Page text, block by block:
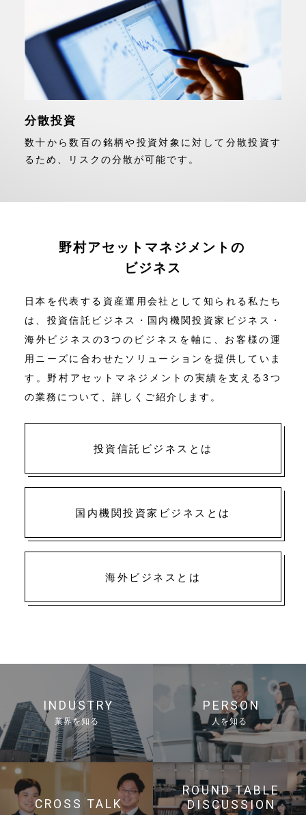
分散投資
数十から数百の銘柄や投資対象に対して分散投資す
るため、リスクの分散が可能です。
野村アセットマネジメントの
ビジネス
日本を代表する資産運用会社として知られる私たち
は、投資信託ビジネス・国内機関投資家ビジネス・
海外ビジネスの3つのビジネスを軸に、お客様の運
用ニーズに合わせたソリューションを提供していま
す。野村アセットマネジメントの実績を支える3つ
の業務について、詳しくご紹介します。
投資信託ビジネスとは
国内機関投資家ビジネスとは
海外ビジネスとは
INDUSTRY
業界を知る
PERSON
人を知る
CROSS TALK
ROUND TABLE
DISCUSSION